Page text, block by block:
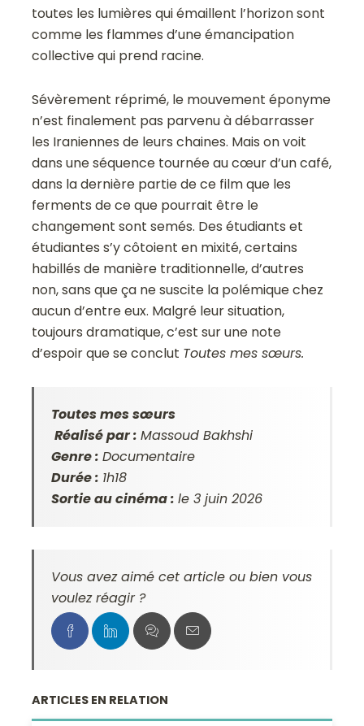
toutes les lumières qui émaillent l’horizon sont
comme les flammes d’une émancipation
collective qui prend racine.
Sévèrement réprimé, le mouvement éponyme
n’est finalement pas parvenu à débarrasser
les Iraniennes de leurs chaines. Mais on voit
dans une séquence tournée au cœur d’un café,
dans la dernière partie de ce film que les
ferments de ce que pourrait être le
changement sont semés. Des étudiants et
étudiantes s’y côtoient en mixité, certains
habillés de manière traditionnelle, d’autres
non, sans que ça ne suscite la polémique chez
aucun d’entre eux. Malgré leur situation,
toujours dramatique, c’est sur une note
d’espoir que se conclut Toutes mes sœurs.
Toutes mes sœurs
Réalisé par :Massoud Bakhshi
Genre :Documentaire
Durée : 1h18
Sortie au cinéma :le 3 juin 2026
Vous avez aimé cet article ou bien vous
voulez réagir ?
ARTICLES EN RELATION